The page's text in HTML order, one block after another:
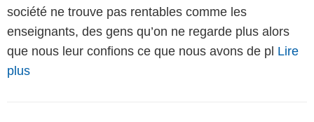
société ne trouve pas rentables comme les
enseignants, des gens qu’on ne regarde plus alors
que nous leur confions ce que nous avons de pl Lire
plus